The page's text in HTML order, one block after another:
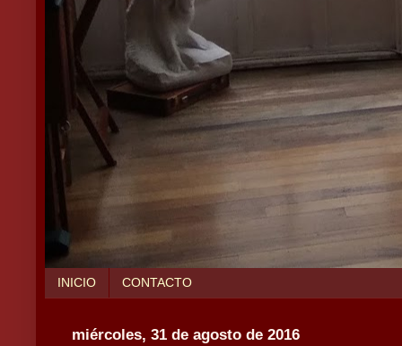
INICIO CONTACTO
miércoles, 31 de agosto de 2016